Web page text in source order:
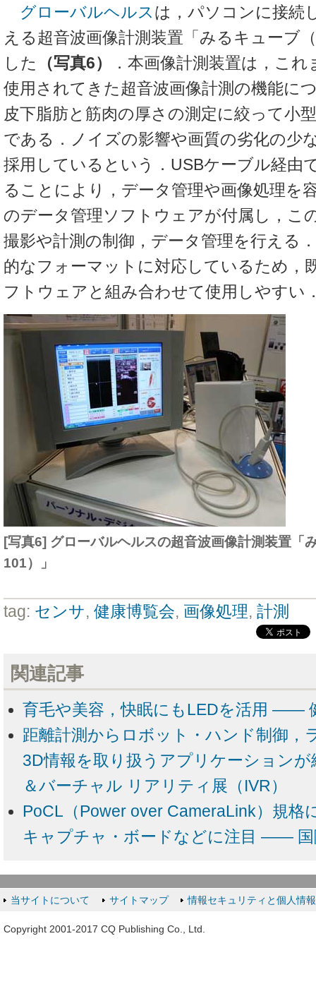
グローバルヘルス は，パソコンに接続
える超音波画像計測装置「みるキューブ
した
（写真6）
．本画像計測装置は，こ
使用されてきた超音波画像計測の機能に
皮下脂肪と筋肉の厚さの測定に絞って小
である．ノイズの影響や画質の劣化の少
採用しているという．USBケーブル経由
ることにより，データ管理や画像処理を
のデータ管理ソフトウェアが付属し，こ
撮影や計測の制御，データ管理を行える
的なフォーマットに対応しているため，
フトウェアと組み合わせて使用しやすい
[写真6] グローバルヘルスの超音波画像計測装置「
101）」
tag: センサ, 健康博覧会, 画像処理, 計測
関連記事
育毛や美容，快眠にもLEDを活用 ――
距離計測からロボット・ハンド制御，
3D情報を取り扱うアプリケーション
＆バーチャル リアリティ展（IVR）
PoCL（Power over CameraLink）規格
キャプチャ・ボードなどに注目 ―― 国
当サイトについて サイトマップ 情報セキュリティと個人情
Copyright 2001-2017 CQ Publishing Co., Ltd.